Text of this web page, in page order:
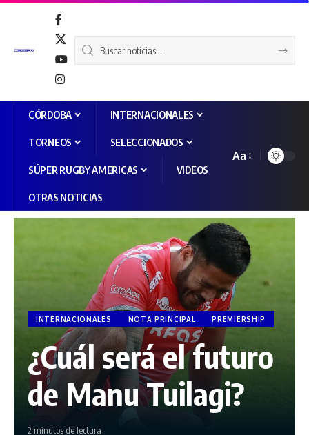
CÓRDOBA INTERNACIONALES
TORNEOS SELECCIONADOS
SÚPER RUGBY AMERICAS VIDEOS
OTRAS NOTICIAS
Aa
INTERNACIONALES NOTA PRINCIPAL PREMIERSHIP
¿Cuál será el futuro
de Manu Tuilagi?
2 minutos de lectura